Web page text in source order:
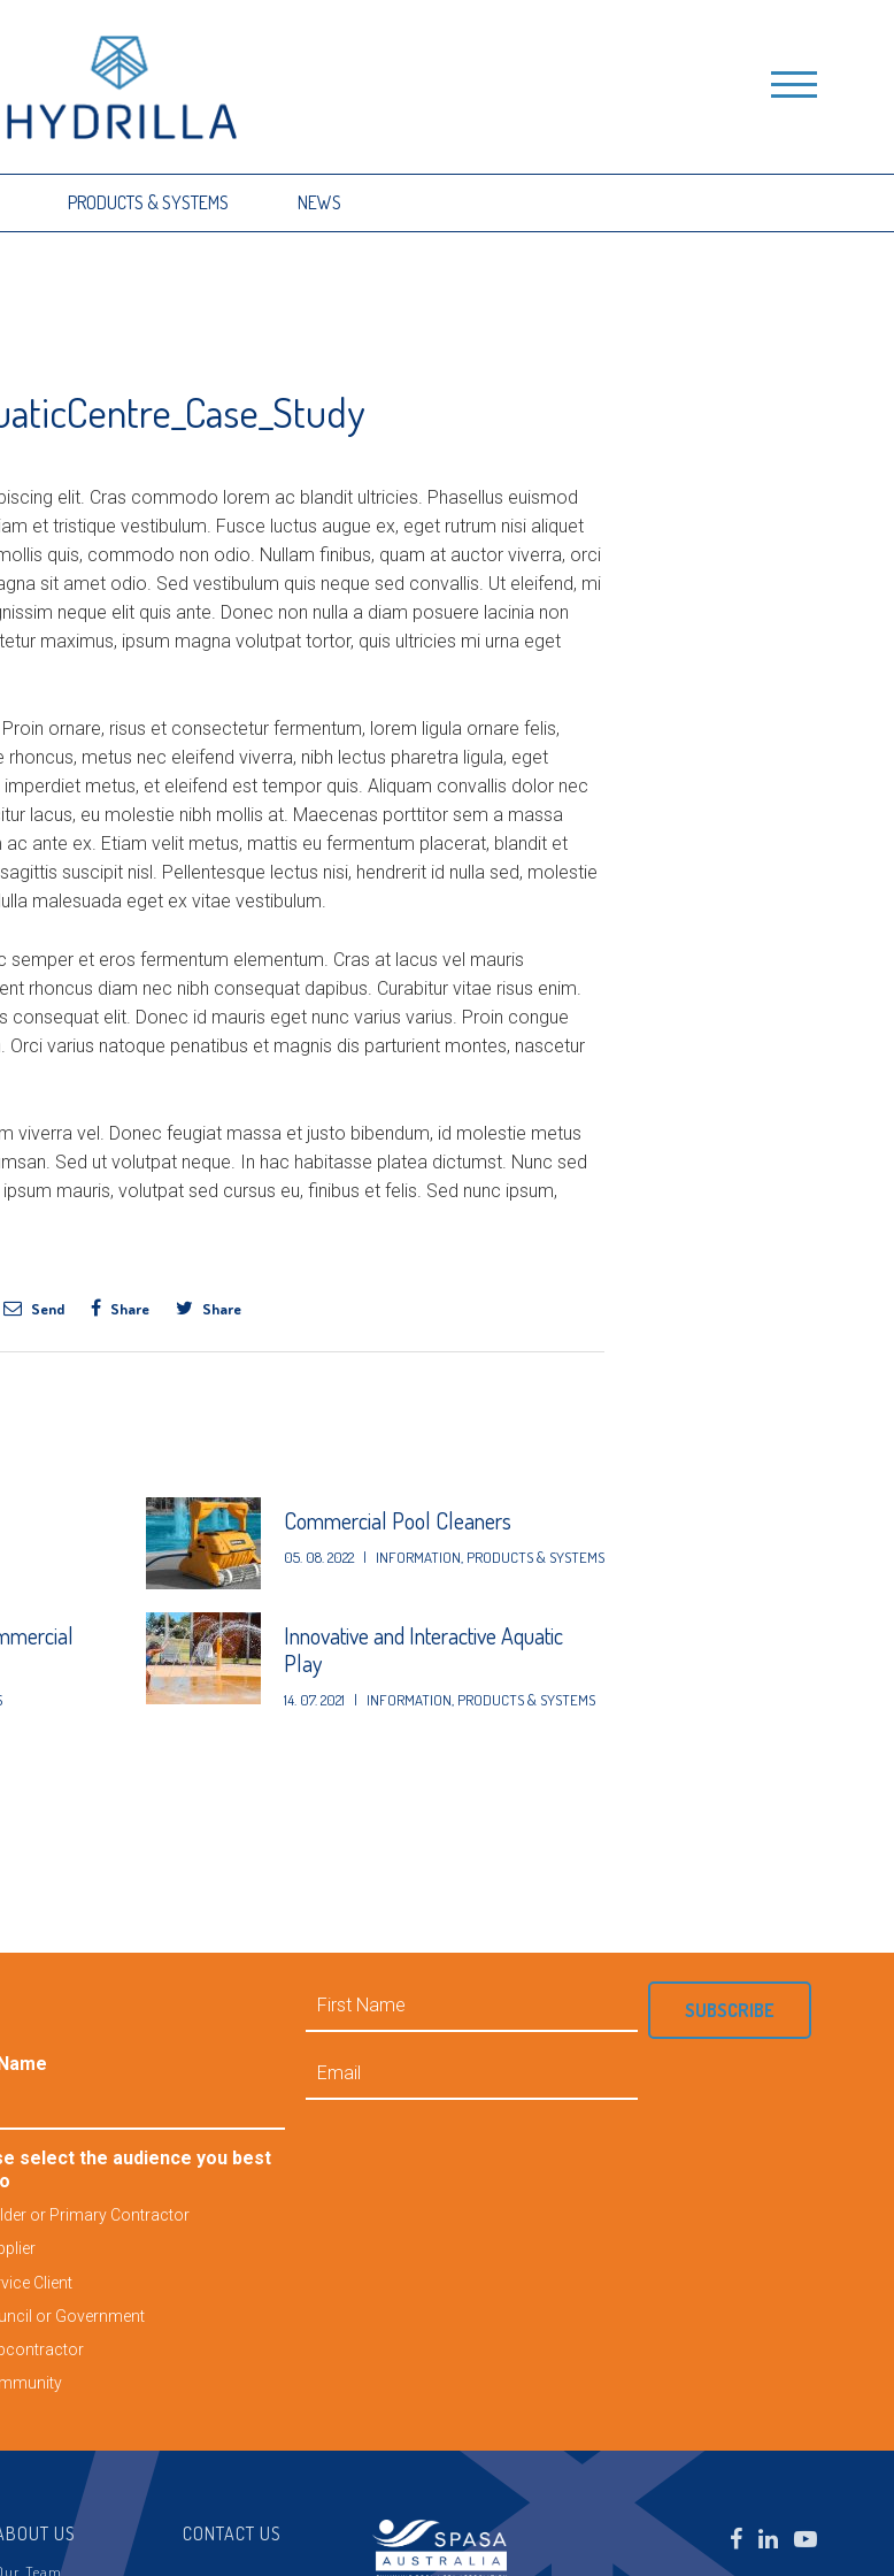
PRODUCTS & SYSTEMS NEWS
elit. Cras commodo lorem ac blandit ultricies. Phasellus euismod
et tristique vestibulum. Fusce luctus augue ex, eget rutrum nisi aliquet
quis, commodo non odio. Nullam finibus, quam at auctor viverra, orci
sit amet odio. Sed vestibulum quis neque sed convallis. Ut eleifend, mi
neque elit quis ante. Donec non nulla a diam posuere lacinia non
maximus, ipsum magna volutpat tortor, quis ultricies mi urna eget
ornare, risus et consectetur fermentum, lorem ligula ornare felis,
metus nec eleifend viverra, nibh lectus pharetra ligula, eget
metus, et eleifend est tempor quis. Aliquam convallis dolor nec
lacus, eu molestie nibh mollis at. Maecenas porttitor sem a massa
ante ex. Etiam velit metus, mattis eu fermentum placerat, blandit et
suscipit nisl. Pellentesque lectus nisi, hendrerit id nulla sed, molestie
malesuada eget ex vitae vestibulum.
et eros fermentum elementum. Cras at lacus vel mauris
rhoncus diam nec nibh consequat dapibus. Curabitur vitae risus enim.
consequat elit. Donec id mauris eget nunc varius varius. Proin congue
varius natoque penatibus et magnis dis parturient montes, nascetur
viverra vel. Donec feugiat massa et justo bibendum, id molestie metus
Sed ut volutpat neque. In hac habitasse platea dictumst. Nunc sed
mauris, volutpat sed cursus eu, finibus et felis. Sed nunc ipsum,
Send Share Share
Commercial Pool Cleaners
05. 08. 2022 | INFORMATION PRODUCTS & SYSTEMS
Innovative and Interactive Aquatic
Play
14. 07. 2021 | INFORMATION PRODUCTS & SYSTEMS
Name
select the audience you best
or Primary Contractor
Client
or Government
SUBSCRIBE
US
Team
CONTACT US